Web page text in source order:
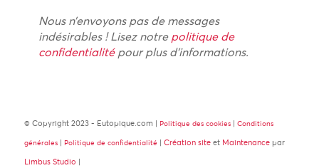
Nous n’envoyons pas de messages
indésirables ! Lisez notre politique de
confidentialitépour plus d’informations.
© Copyright 2023 - Eutopique.com | Politique des cookies | Conditions
générales | Politique de confidentialité | Création siteet Maintenancepar
Limbus Studio |